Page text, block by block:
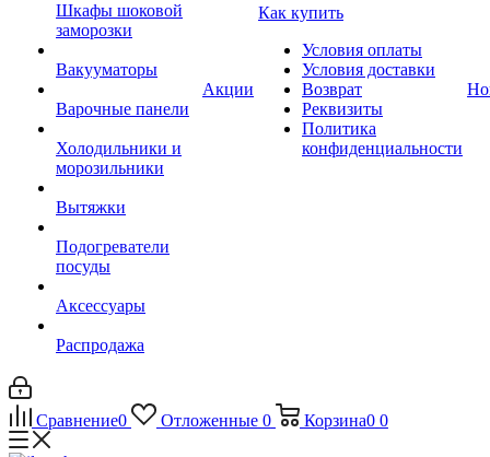
Шкафы шоковой
заморозки
Вакууматоры
Варочные панели
Холодильники и
морозильники
Вытяжки
Подогреватели
посуды
Аксессуары
Распродажа
Акции
Как купить
Условия оплаты
Условия доставки
Возврат
Реквизиты
Политика
конфиденциальности
Сравнение0 Отложенные 0 Корзина0 0